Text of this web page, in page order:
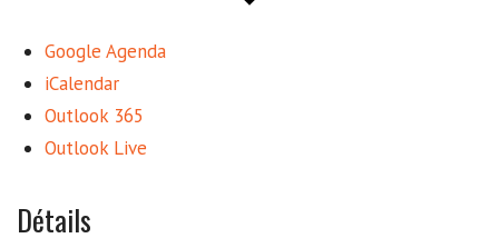
Google Agenda
iCalendar
Outlook 365
Outlook Live
Détails